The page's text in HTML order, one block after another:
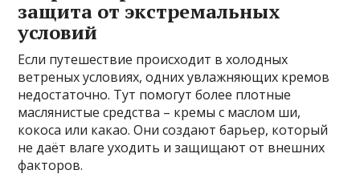
защита от экстремальных
условий
Если путешествие происходит в холодных
ветреных условиях, одних увлажняющих кремов
недостаточно. Тут помогут более плотные
маслянистые средства – кремы с маслом ши,
кокоса или какао. Они создают барьер, который
не даёт влаге уходить и защищают от внешних
факторов.